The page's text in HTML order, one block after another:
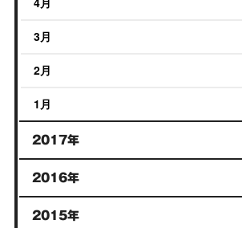
3月
2月
1月
2017年
2016年
2015年